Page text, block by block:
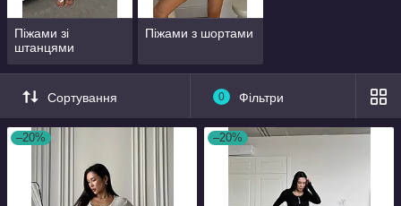
Піжами зі
штанцями
Піжами з шортами
Сортування 0 Фільтри
–20% –20%